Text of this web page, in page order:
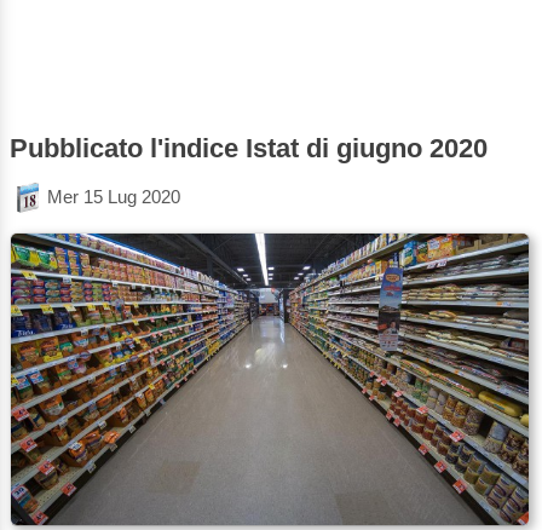
Pubblicato l'indice Istat di giugno 2020
Mer 15 Lug 2020